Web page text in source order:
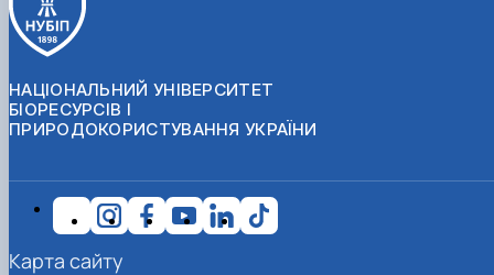
НАЦІОНАЛЬНИЙ УНІВЕРСИТЕТ
БІОРЕСУРСІВ І
ПРИРОДОКОРИСТУВАННЯ УКРАЇНИ
Карта сайту